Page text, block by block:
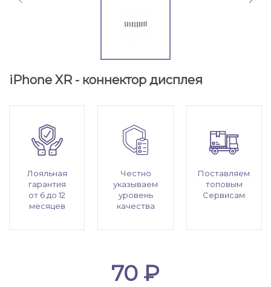
iPhone XR - коннектор дисплея
Лояльная
гарантия
от 6 до 12
месяцев
Честно
указываем
уровень
качества
Поставляем
топовым
Сервисам
70 ₽